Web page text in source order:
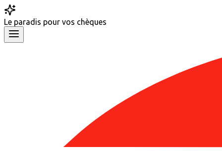
Le paradis pour vos chèques